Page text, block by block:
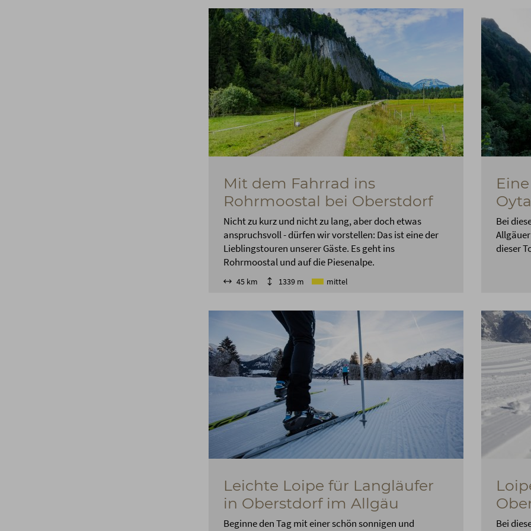
Mit dem Fahrrad ins
Rohrmoostal bei Oberstdorf
Nicht zu kurz und nicht zu lang, aber doch etwas
anspruchsvoll - dürfen wir vorstellen: Das ist eine der
Lieblingstouren unserer Gäste. Es geht ins
Rohrmoostal und auf die Piesenalpe.
45 km 1339 m mittel
Bei
dieser
Leichte Loipe für Langläufer
in Oberstdorf im Allgäu
Beginne den Tag mit einer schön sonnigen und
Bei